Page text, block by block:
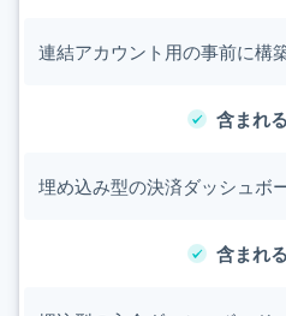
連結アカウント用の事前に構
含まれる
埋め込み型の決済ダッシュボ
含まれる